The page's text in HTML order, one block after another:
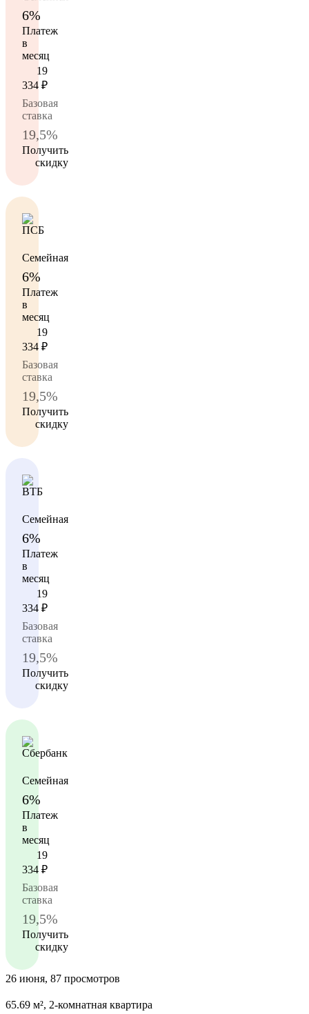
6%
Платеж
в
месяц
19
334 ₽
Базовая
ставка
19,5%
Получить
скидку
Семейная
6%
Платеж
в
месяц
19
334 ₽
Базовая
ставка
19,5%
Получить
скидку
Семейная
6%
Платеж
в
месяц
19
334 ₽
Базовая
ставка
19,5%
Получить
скидку
Семейная
6%
Платеж
в
месяц
19
334 ₽
Базовая
ставка
19,5%
Получить
скидку
26 июня, 87 просмотров
65.69 м², 2-комнатная квартира